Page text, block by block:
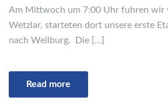
Am Mittwoch um 7:00 Uhr fuhren wir
Wetzlar, starteten dort unsere erste
nach Weilburg. Die […]
Read more